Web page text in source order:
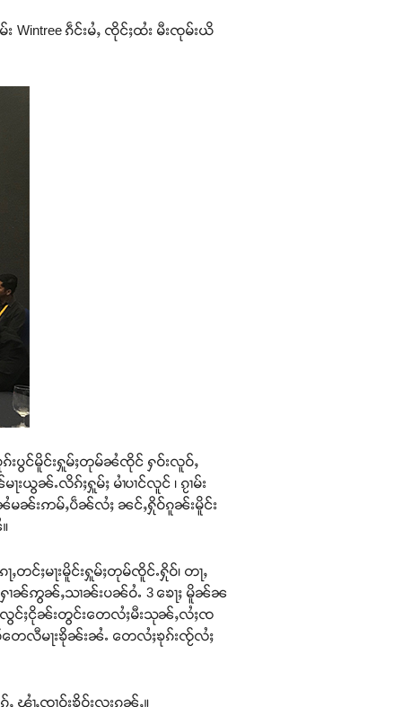
Wintree ၵဵင်းမႆႇ ၸိုင်ႈထႆး မီးၸုမ်းယိ
ၵ်းပွင်မိူင်းႁူမ်ႈတုမ်ၼႆၸိုင် ႁဝ်းလူဝ်ႇ
ယွၼ်ႉလိၵ်ႈႁူမ်ႈ မၢႆပၢင်လူင် ၊ ၵႂၢမ်း
င်ၼႆမၼ်းဢမ်ႇပဵၼ်လႆႈ ၼင်ႇႁိုဝ်ၵူၼ်းမိူင်း
င်ႈမႃးမိူင်းႁူမ်ႈတုမ်ၸိူင်ႉႁိုဝ်၊ တႃႇ
ၢၼ်ဢွၼ်ႇသၢၼ်းပၼ်ဝႆႉ 3 ၶေႃႈ မိူၼ်ၼ
လွင်ႈငိုၼ်းတွင်းတေလႆႈမီးသုၼ်ႇလႆႈၸ
မ်တေလီမႃးၶိုၼ်းၼႆႉ တေလႆႈၶုၵ်းၸႂ်လႆႈ
ၾၢႆႇၸၢဝ်းၶိူဝ်းလူးၵွၼ်ႇ။